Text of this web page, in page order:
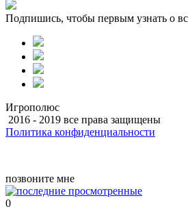
Подпишись, чтобы первым узнать о
Игрополюс
2016 - 2019 все права защищены
Политика конфиденциальности
позвоните мне
0